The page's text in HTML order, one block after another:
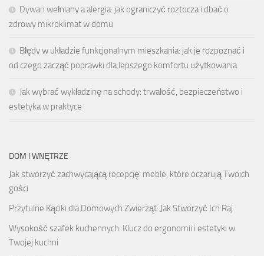
Dywan wełniany a alergia: jak ograniczyć roztocza i dbać o
zdrowy mikroklimat w domu
Błędy w układzie funkcjonalnym mieszkania: jak je rozpoznać i
od czego zacząć poprawki dla lepszego komfortu użytkowania
Jak wybrać wykładzinę na schody: trwałość, bezpieczeństwo i
estetyka w praktyce
DOM I WNĘTRZE
Jak stworzyć zachwycającą recepcję: meble, które oczarują Twoich
gości
Przytulne Kąciki dla Domowych Zwierząt: Jak Stworzyć Ich Raj
Wysokość szafek kuchennych: Klucz do ergonomii i estetyki w
Twojej kuchni